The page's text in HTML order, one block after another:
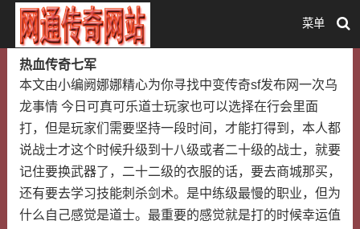
菜单
热血传奇七军
本文由小编阙娜娜精心为你寻找中变传奇sf发布网一次乌
龙事情 今日可真可乐道士玩家也可以选择在行会里面
打，但是玩家们需要坚持一段时间，才能打得到，本人都
说战士才这个时候升级到十八级或者二十级的战士，就要
记住要换武器了，二十二级的衣服的话，要去商城那买，
还有要去学习技能刺杀剑术。是中练级最慢的职业，但为
什么自己感觉是道士。最重要的感觉就是打的时候幸运值